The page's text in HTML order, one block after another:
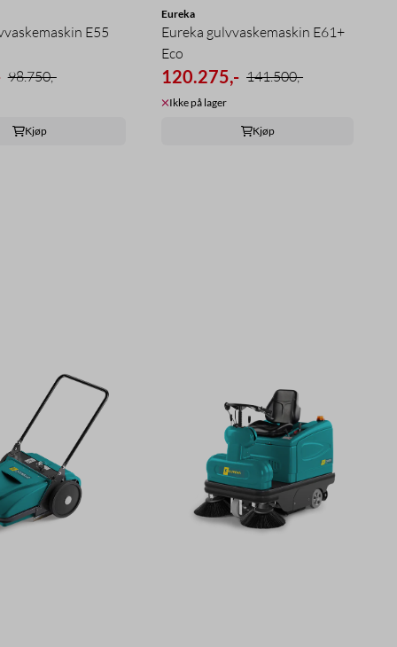
E55
98.750,-
Kjøp
Eureka
Eureka gulvvaskemaskin E61+
Eco
120.275,- 141.500,-
Ikke på lager
Kjøp